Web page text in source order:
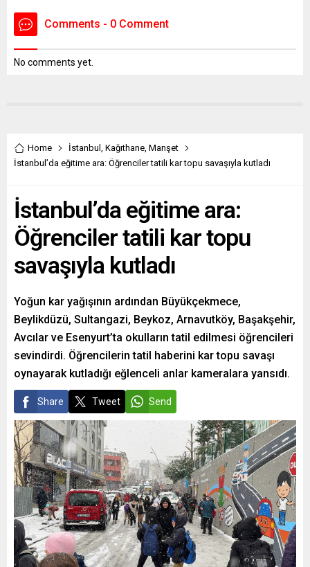
Comments - 0 Comment
No comments yet.
Home İstanbul Kağıthane Manşet
İstanbul’da eğitime ara: Öğrenciler tatili kar topu savaşıyla kutladı
İstanbul’da eğitime ara:
Öğrenciler tatili kar topu
savaşıyla kutladı
Yoğun kar yağışının ardından Büyükçekmece,
Beylikdüzü, Sultangazi, Beykoz, Arnavutköy, Başakşehir,
Avcılar ve Esenyurt’ta okulların tatil edilmesi öğrencileri
sevindirdi. Öğrencilerin tatil haberini kar topu savaşı
oynayarak kutladığı eğlenceli anlar kameralara yansıdı.
Share Tweet Send